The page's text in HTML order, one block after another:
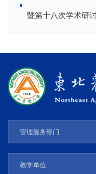
暨第十八次学术研
管理服务部门
教学单位